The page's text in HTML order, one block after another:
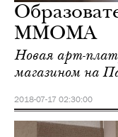
ММОМА
Новая арт-
магазином на
2018-07-17 02:30:00